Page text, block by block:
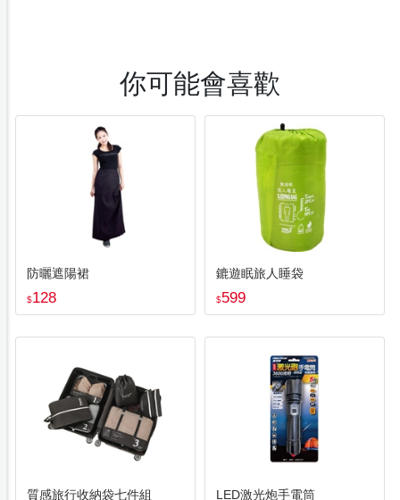
你可能會喜歡
防曬遮陽裙
$128
鏕遊眠旅人睡袋
$599
質感旅行收納袋七件組 LED激光炮手電筒